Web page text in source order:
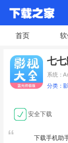
首页
七
系统：
分类：
安全下载
下载手机助